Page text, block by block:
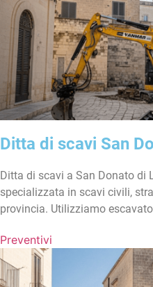
Ditta di scavi San
Ditta di scavi a San Donato di
specializzata in scavi civili,
provincia. Utilizziamo
Preventivi